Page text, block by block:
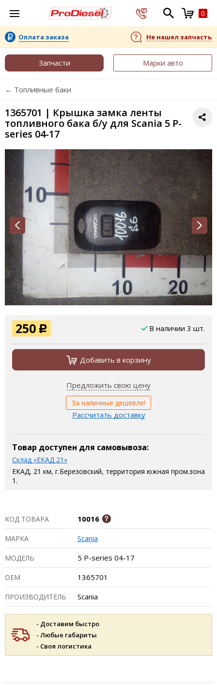
0
Оплата заказа Не нашел запчасть
Запчасти Марки авто
← Топливные баки
1365701 | Крышка замка ленты
топливного бака б/у для Scania 5 P-
series 04-17
250 Р В наличии 3 шт.
Добавить в корзину
Предложить свою цену
За наличные дешевле!
Рассчитать доставку
Товар доступен для самовывоза:
Склад «ЕКАД 21»
ЕКАД, 21 км, г.Березовский, территория южная пром.зона
1.
КОД ТОВАРА 10016
МАРКА Scania
МОДЕЛЬ 5 P-series 04-17
ОЕМ 1365701
ПРОИЗВОДИТЕЛЬ Scania
- Доставим быстро
- Любые габариты
- Своя логистика